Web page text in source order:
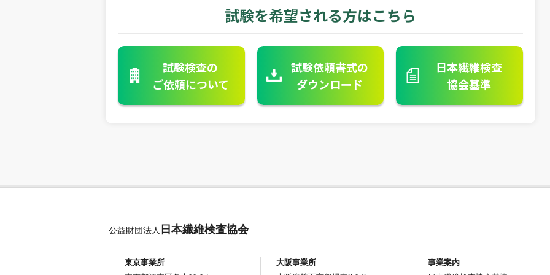
試験を希望される方はこちら
試験検査の
ご依頼について
試験依頼書式の
ダウンロード
日本繊維検査
協会基準
公益財団法人 日本繊維検査協会
東京事業所
大阪事業所
事業案内